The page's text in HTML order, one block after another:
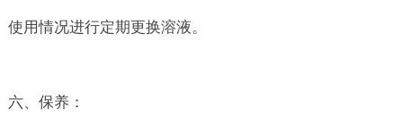
使用情况进行定期更换溶液。
六、保养：